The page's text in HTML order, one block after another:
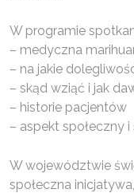
W programie
– medyczna
– na jakie
– skąd wziąć i jak
– historie pacjentów
– aspekt społeczny
W województwie
społeczna